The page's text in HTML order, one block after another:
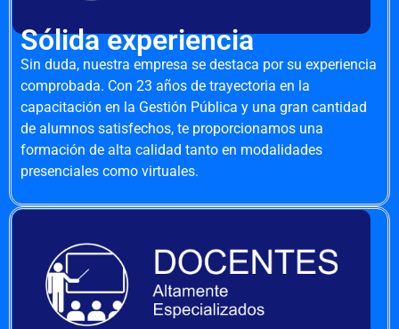
Sólida experiencia
Sin duda, nuestra empresa se destaca por su experiencia
comprobada. Con 23 años de trayectoria en la
capacitación en la Gestión Pública y una gran cantidad
de alumnos satisfechos, te proporcionamos una
formación de alta calidad tanto en modalidades
presenciales como virtuales.